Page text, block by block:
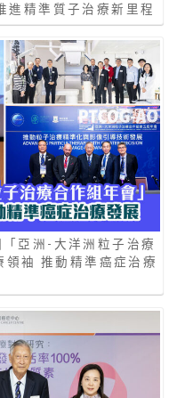
進精準質子治療新里程
亞洲-大洋洲粒子治療
袖 推動精準癌症治療